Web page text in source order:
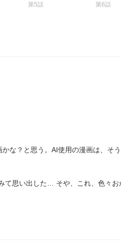
第5話 第6話
な？と思う。AI使用の漫画は、そう
思い出した… そや、これ、色々